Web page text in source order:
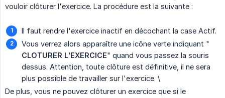
vouloir clôturer l'exercice. La procédure est la suivante :
Il faut rendre l'exercice inactif en décochant la case Actif.
Vous verrez alors apparaître une icône verte indiquant "
CLOTURER L'EXERCICE" quand vous passez la souris
dessus. Attention, toute clôture est définitive, il ne sera
plus possible de travailler sur l'exercice. \
De plus, vous ne pouvez clôturer un exercice que si le